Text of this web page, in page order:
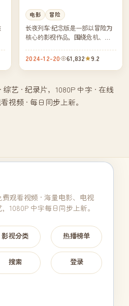
电影 冒险
长夜列车·纪念版是一部以冒险为
核心的影视作品，围绕危机、反
凑，值得推荐观看。
2024-12-20 61,832 9.2
综艺 · 纪录片，1080P 中字 · 在线
视频 · 每日同步上新。
观看视频 · 海量电影、电视
1080P 中字每日同步上新。
影视分类 热播榜单
搜索 登录